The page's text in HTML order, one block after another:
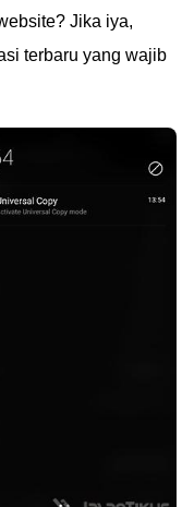
Jika iya,
terbaru yang wajib